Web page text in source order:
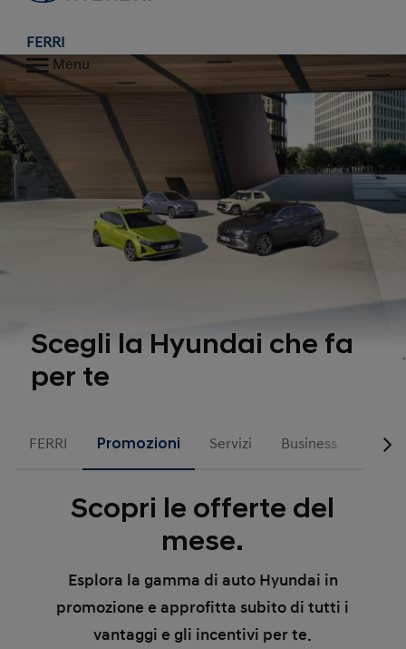
FERRI
Menu
Scegli la Hyundai che fa
per te
FERRI Promozioni Servizi Business
Scopri le offerte del
mese.
Esplora la gamma di auto Hyundai in
promozione e approfitta subito di tutti i
vantaggi e gli incentivi per te.